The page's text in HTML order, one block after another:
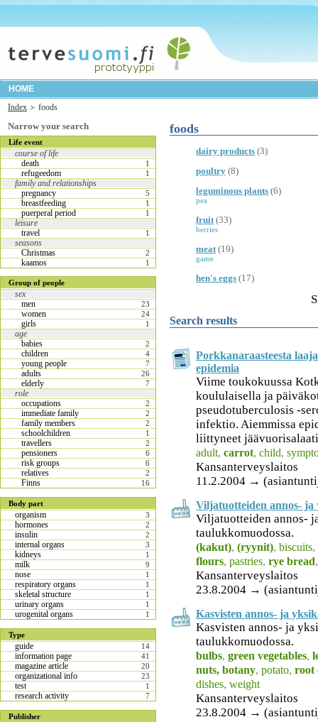
HOME
Index
foods
Narrow your search
Life event
course of life
death
1
refugeedom 1
family and relationships
pregnancy
5
breastfeeding 1
puerperal period 1
leisure
travel
1
seasons
Christmas
2
kaamos 1
Group of people
sex
men
23
women 24
girls 1
age
babies
2
children 4
young people 7
adults 26
elderly 7
role
occupations
2
immediate family 2
family members 2
schoolchildren 1
travellers 2
pensioners 6
risk groups 6
relatives 2
Finns 16
Body part
organism 3
hormones 2
insulin 2
internal organs 3
kidneys 1
milk 9
nose 1
respiratory organs 1
skeletal structure 1
urinary organs 1
urogenital organs 1
Type
guide 14
information page 41
magazine article 20
organizational info 23
test 1
research activity 7
Publisher
foods
dairy products (3)
poultry (8)
leguminous plants (6)
pea
fruit (33)
berries
meat (19)
game
hen's eggs (17)
Search results
Porkkanaraasteesta
epidemia
Viime toukokuussa
koululaisella ja
pseudotuberculosis -
infektio. Aiemmissa
liittyneet
adult, carrot, child,
Kansanterveyslaitos
11.2.2004 →
Viljatuotteiden annos-
Viljatuotteiden annos-
taulukkomuodossa.
(kakut), (ryynit), biscuits,
flours, pastries, rye bread
Kansanterveyslaitos
23.8.2004 →
Kasvisten annos- ja
Kasvisten annos- ja
taulukkomuodossa.
bulbs, green vegetables,
nuts, botany, potato, root
dishes, weight
Kansanterveyslaitos
23.8.2004 →